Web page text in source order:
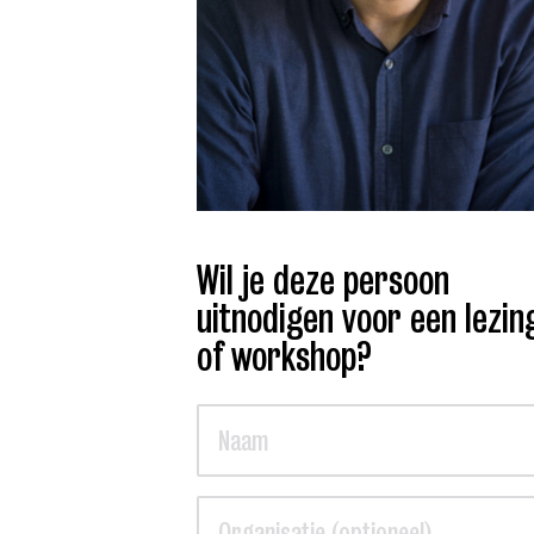
Wil je deze persoon
uitnodigen voor een
of workshop?